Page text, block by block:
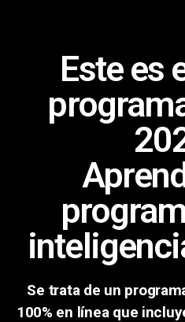
Este es
Se trata de un
100% en línea que